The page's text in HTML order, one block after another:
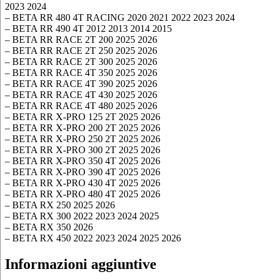
2023 2024
– BETA RR 480 4T RACING 2020 2021 2022 2023 2024
– BETA RR 490 4T 2012 2013 2014 2015
– BETA RR RACE 2T 200 2025 2026
– BETA RR RACE 2T 250 2025 2026
– BETA RR RACE 2T 300 2025 2026
– BETA RR RACE 4T 350 2025 2026
– BETA RR RACE 4T 390 2025 2026
– BETA RR RACE 4T 430 2025 2026
– BETA RR RACE 4T 480 2025 2026
– BETA RR X-PRO 125 2T 2025 2026
– BETA RR X-PRO 200 2T 2025 2026
– BETA RR X-PRO 250 2T 2025 2026
– BETA RR X-PRO 300 2T 2025 2026
– BETA RR X-PRO 350 4T 2025 2026
– BETA RR X-PRO 390 4T 2025 2026
– BETA RR X-PRO 430 4T 2025 2026
– BETA RR X-PRO 480 4T 2025 2026
– BETA RX 250 2025 2026
– BETA RX 300 2022 2023 2024 2025
– BETA RX 350 2026
– BETA RX 450 2022 2023 2024 2025 2026
Informazioni aggiuntive